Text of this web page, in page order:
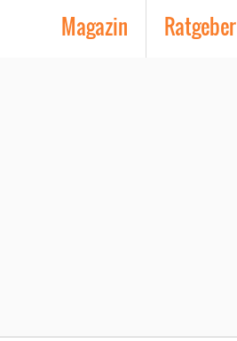
Magazin Ratgeber